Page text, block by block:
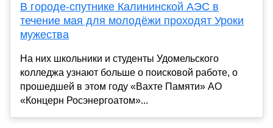
В городе-спутнике Калининской АЭС в
течение мая для молодёжи проходят Уроки
мужества
На них школьники и студенты Удомельского
колледжа узнают больше о поисковой работе, о
прошедшей в этом году «Вахте Памяти» АО
«Концерн Росэнергоатом»...